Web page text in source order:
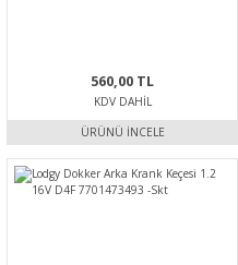
560,00 TL
KDV DAHIL
ÜRÜNÜ İNCELE